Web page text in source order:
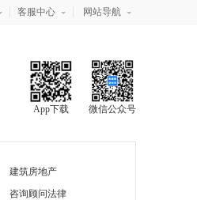
客服中心 网站导航
App下载 微信公众号
建筑房地产
咨询顾问法律